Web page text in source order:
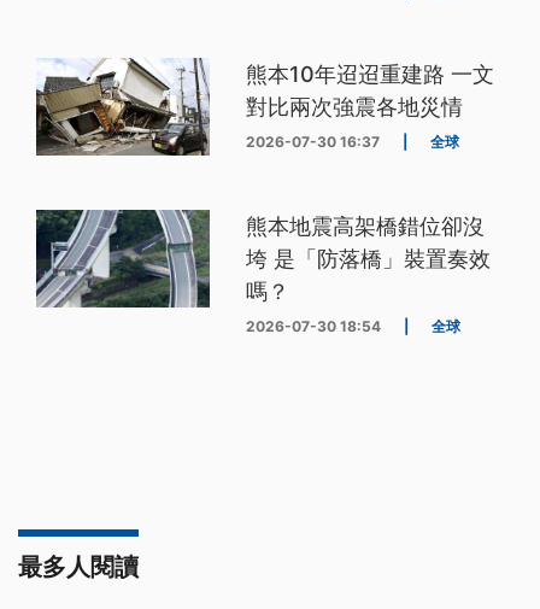
熊本10年迢迢重建路 一文
對比兩次強震各地災情
2026-07-30 16:37 全球
熊本地震高架橋錯位卻沒
垮 是「防落橋」裝置奏效
嗎？
2026-07-30 18:54 全球
最多人閱讀